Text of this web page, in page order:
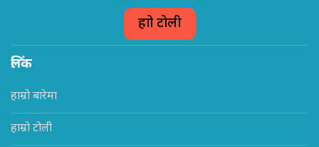
हाम्रो टोली
लिंक
हाम्रो बारेमा
हाम्रो टोली